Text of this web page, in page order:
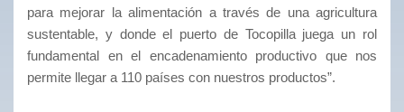
para mejorar la alimentación a través de una agricultura
sustentable, y donde el puerto de Tocopilla juega un rol
fundamental en el encadenamiento productivo que nos
permite llegar a 110 países con nuestros productos”.